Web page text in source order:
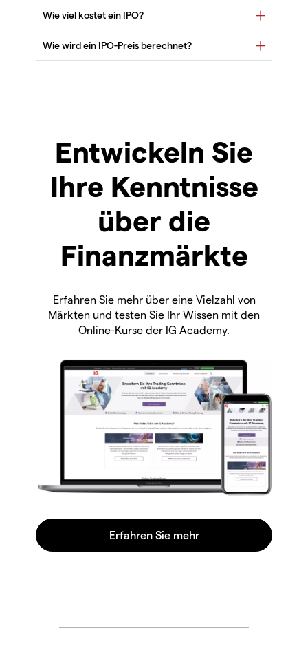
Entwickeln Sie
Ihre Kenntnisse
über die
Finanzmärkte
Erfahren Sie mehr über eine Vielzahl von
Märkten und testen Sie Ihr Wissen mit den
Online-Kurse der IG Academy.